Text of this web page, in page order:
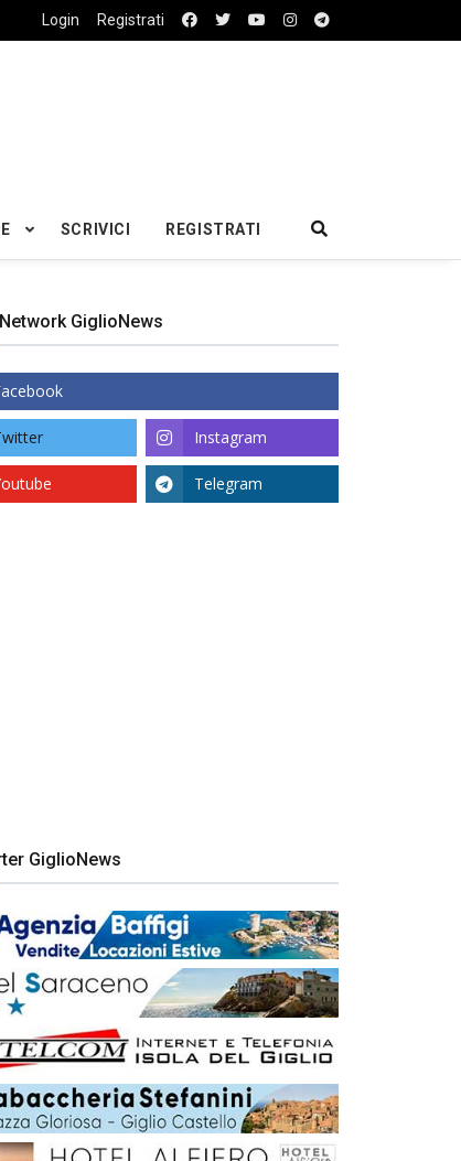
Login Registrati
SCRIVICI REGISTRATI
GiglioNews
Instagram
Telegram
GiglioNews